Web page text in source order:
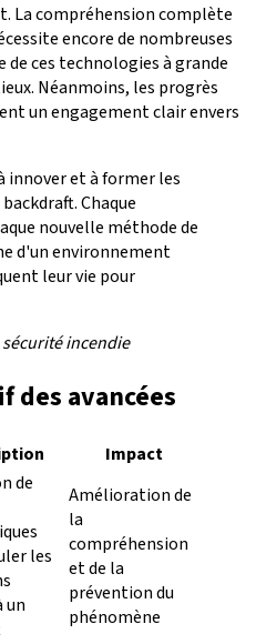
La compréhension complète
encore de nombreuses
ces technologies à grande
Néanmoins, les progrès
un engagement clair envers
innover et à former les
Chaque
nouvelle méthode de
d'un environnement
leur vie pour
incendie
des avancées
Impact
de
les
un
Amélioration de
la
compréhension
et de la
prévention du
phénomène